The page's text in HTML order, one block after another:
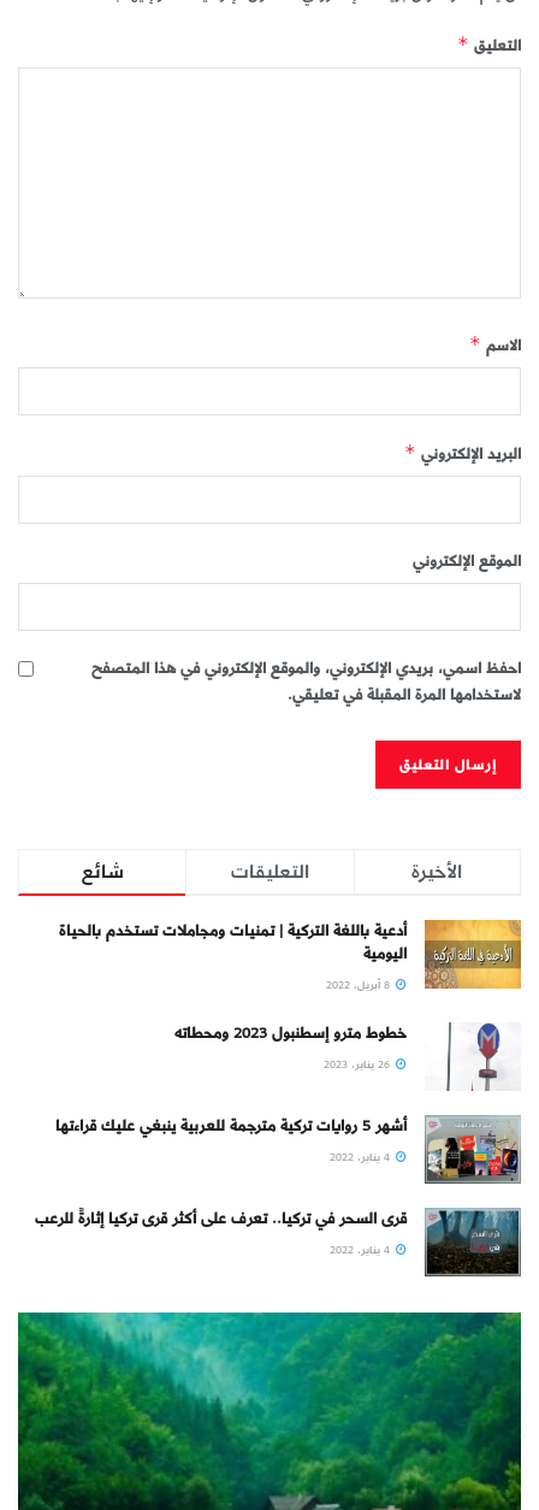
التعليق *
الاسم *
البريد الإلكتروني *
الموقع الإلكتروني
احفظ اسمي، بريدي الإلكتروني، والموقع الإلكتروني في هذا المتصفح
لاستخدامها المرة المقبلة في تعليقي.
شائع التعليقات الأخيرة
أدعية باللغة التركية | تمنيات ومجاملات تستخدم بالحياة
اليومية
خطوط مترو إسطنبول 2023 ومحطاته
أشهر 5 روايات تركية مترجمة للعربية ينبغي عليك قراءتها
قرى السحر في تركيا.. تعرف على أكثر قرى تركيا إثارةً للرعب